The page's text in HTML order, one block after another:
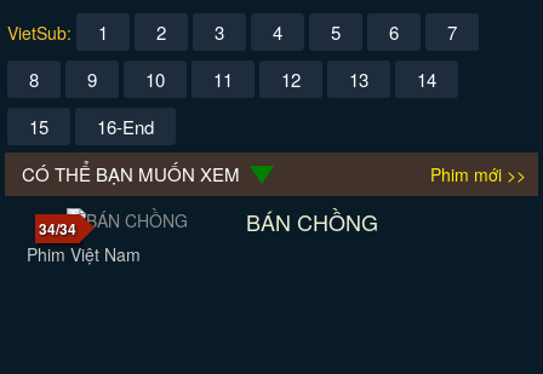
VietSub: 1 2 3 4 5 6
7
8
9 10 11 12 13
14
15
16-End
CÓ THỂ BẠN MUỐN XEM
Phim mới >>
34/34 BÁN CHỒNG
Phim Việt Nam